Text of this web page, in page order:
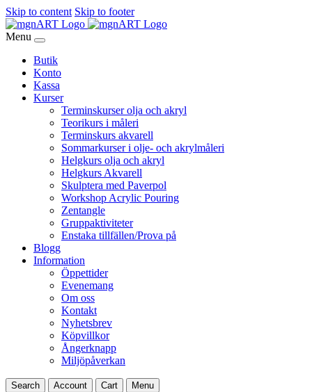
Skip to content Skip to footer
Menu
Butik
Konto
Kassa
Kurser
Terminskurser olja och akryl
Teorikurs i måleri
Terminskurs akvarell
Sommarkurser i olje- och akrylmåleri
Helgkurs olja och akryl
Helgkurs Akvarell
Skulptera med Paverpol
Workshop Acrylic Pouring
Zentangle
Gruppaktiviteter
Enstaka tillfällen/Prova på
Blogg
Information
Öppettider
Evenemang
Om oss
Kontakt
Nyhetsbrev
Köpvillkor
Ångerknapp
Miljöpåverkan
Search Account Cart Menu